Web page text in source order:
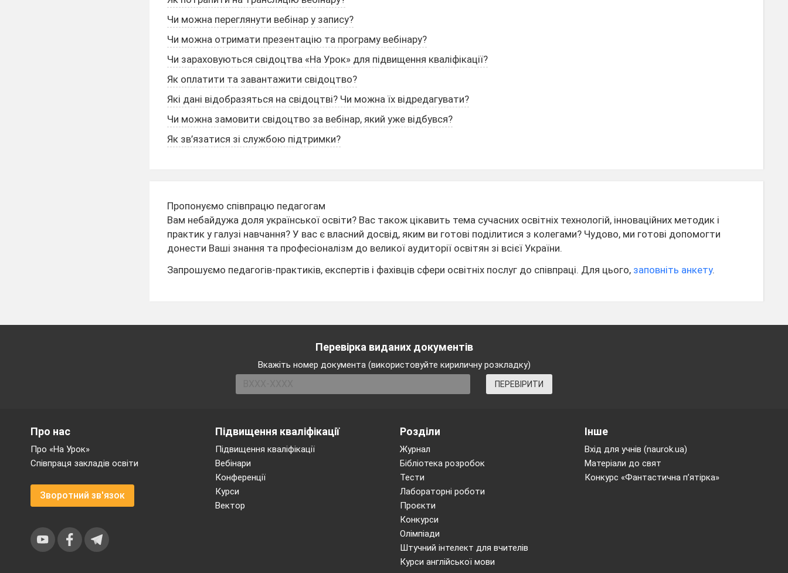
Чи можна переглянути вебінар у запису?
Чи можна отримати презентацію та програму вебінару?
Чи зараховуються свідоцтва «На Урок» для підвищення кваліфікації?
Як оплатити та завантажити свідоцтво?
Які дані відобразяться на свідоцтві? Чи можна їх відредагувати?
Чи можна замовити свідоцтво за вебінар, який уже відбувся?
Як зв’язатися зі службою підтримки?
Пропонуємо співпрацю педагогам
Вам небайдужа доля української освіти? Вас також цікавить тема сучасних освітніх технологій, інноваційних методик і
практик у галузі навчання? У вас є власний досвід, яким ви готові поділитися з колегами? Чудово, ми готові допомогти
донести Ваші знання та професіоналізм до великої аудиторії освітян зі всієї України.
Запрошуємо педагогів-практиків, експертів і фахівців сфери освітніх послуг до співпраці. Для цього, заповніть анкету.
Перевірка виданих документів
Вкажіть номер документа (використовуйте кириличну розкладку)
ПЕРЕВІРИТИ
Підвищення кваліфікації
Підвищення кваліфікації
Вебінари
Конференції
Курси
Вектор
Розділи
Журнал
Бібліотека розробок
Тести
Лабораторні роботи
Проєкти
Конкурси
Олімпіади
Штучний інтелект для вчителів
Курси англійської мови
Про нас
Про «На Урок»
Співпраця закладів освіти
Зворотний зв'язок
Інше
Вхід для учнів (naurok.ua)
Матеріали до свят
Конкурс «Фантастична п’ятірка»